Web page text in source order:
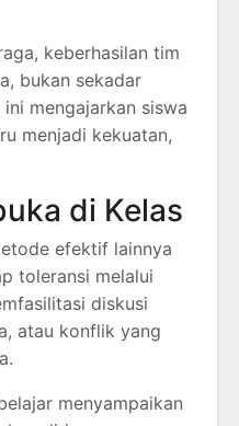
keberhasilan tim
bukan sekadar
mengajarkan siswa
menjadi kekuatan,
di Kelas
efektif lainnya
toleransi melalui
diskusi
atau konflik yang
menyampaikan